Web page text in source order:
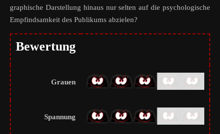
graphische Darstellung hinaus nur selten auf die psychologische
Empfindsamkeit des Publikums abzielen?
Bewertung
Grauen
Spannung